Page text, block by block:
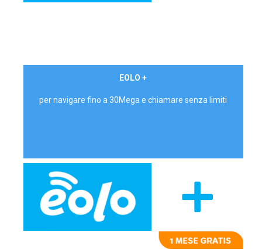
EOLO +
per navigare fino a 30Mega e chiamare senza limiti